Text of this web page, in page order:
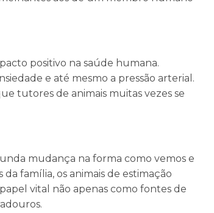
positivo na saúde humana.
e até mesmo a pressão arterial.
tutores de animais muitas vezes se
mudança na forma como vemos e
família, os animais de estimação
vital não apenas como fontes de